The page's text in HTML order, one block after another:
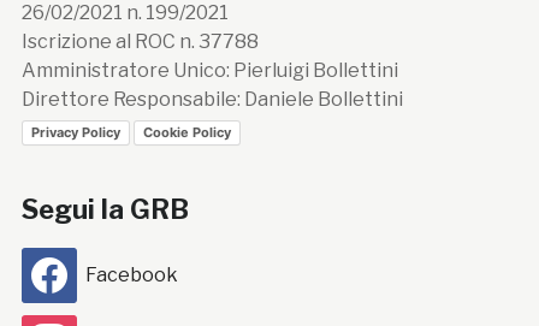
26/02/2021 n. 199/2021
Iscrizione al ROC n. 37788
Amministratore Unico: Pierluigi Bollettini
Direttore Responsabile: Daniele Bollettini
Privacy Policy Cookie Policy
Segui la GRB
Facebook